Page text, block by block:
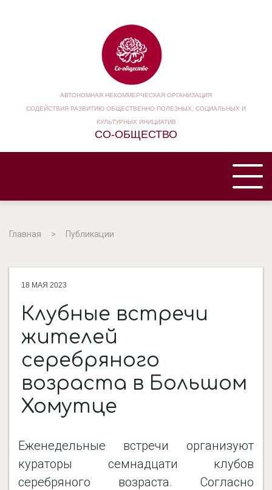
АВТОНОМНАЯ НЕКОММЕРЧЕСКАЯ ОРГАНИЗАЦИЯ
СОДЕЙСТВИЯ РАЗВИТИЮ ОБЩЕСТВЕННО ПОЛЕЗНЫХ, СОЦИАЛЬНЫХ И
КУЛЬТУРНЫХ ИНИЦИАТИВ
СО-ОБЩЕСТВО
НАША ОРГАНИЗАЦИЯ
ДОКУМЕНТЫ
ПРОЕКТЫ
КОНТАКТЫ
Главная Публикации
18 МАЯ 2023
Клубные встречи
жителей
серебряного
возраста в Большом
Хомутце
Еженедельные встречи организуют
кураторы семнадцати клубов
серебряного возраста. Согласно